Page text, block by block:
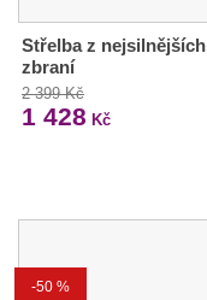
Střelba z nejsilnějších
zbraní
2 399 Kč
1 428 Kč
-50 %